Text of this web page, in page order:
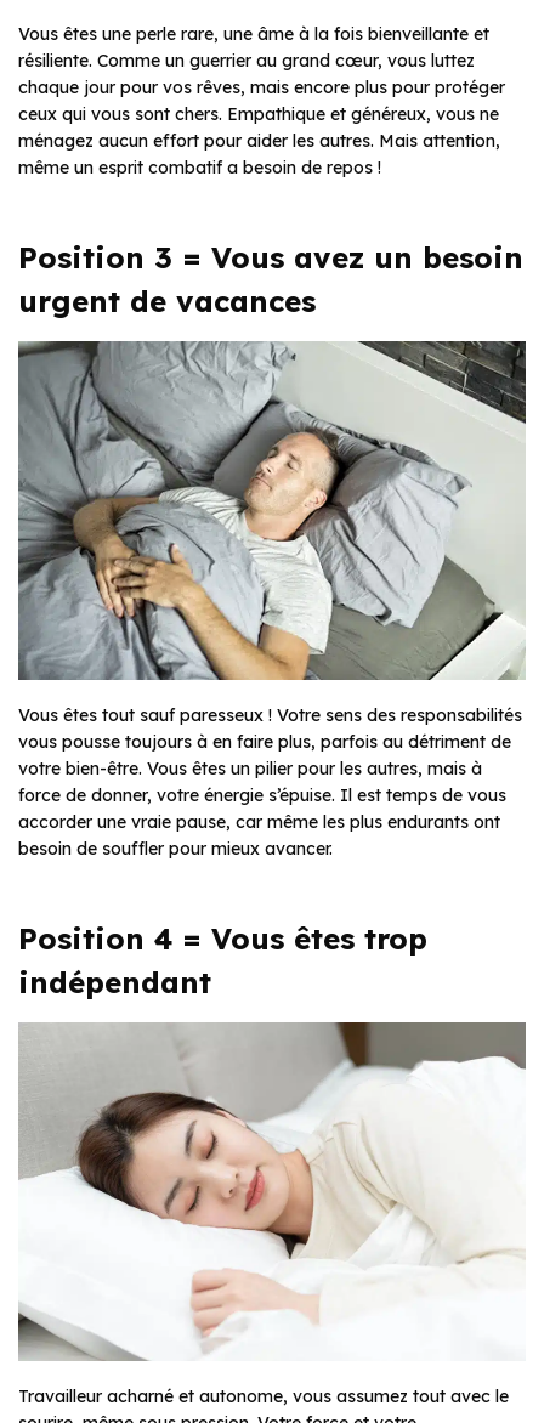
Vous êtes une perle rare, une âme à la fois bienveillante et
résiliente. Comme un guerrier au grand cœur, vous luttez
chaque jour pour vos rêves, mais encore plus pour protéger
ceux qui vous sont chers. Empathique et généreux, vous ne
ménagez aucun effort pour aider les autres. Mais attention,
même un esprit combatif a besoin de repos !
Position 3 = Vous avez un besoin
urgent de vacances
Vous êtes tout sauf paresseux ! Votre sens des responsabilités
vous pousse toujours à en faire plus, parfois au détriment de
votre bien-être. Vous êtes un pilier pour les autres, mais à
force de donner, votre énergie s’épuise. Il est temps de vous
accorder une vraie pause, car même les plus endurants ont
besoin de souffler pour mieux avancer.
Position 4 = Vous êtes trop
indépendant
Travailleur acharné et autonome, vous assumez tout avec le